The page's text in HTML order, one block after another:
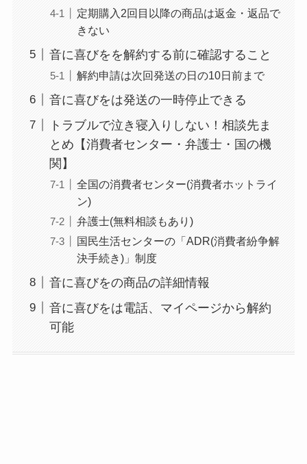
なぜ解約できない？
る方法ある？
め！電話が繋がらな
い時の裏ワザ
ニーを電話から解約
定期購入2回目以降の商品は返金・返品で
きない
音に喜びをを解約する前に確認すること
解約申請は次回発送の日の10日前まで
音に喜びをは発送の一時停止できる
トラブルで泣き寝入りしない！相談先ま
とめ【消費者センター・弁護士・国の機
関】
全国の消費者センター(消費者ホットライ
ン)
弁護士(無料相談もあり)
国民生活センターの「ADR(消費者紛争解
決手続き)」制度
音に喜びをの商品の詳細情報
音に喜びをは電話、マイページから解約
可能